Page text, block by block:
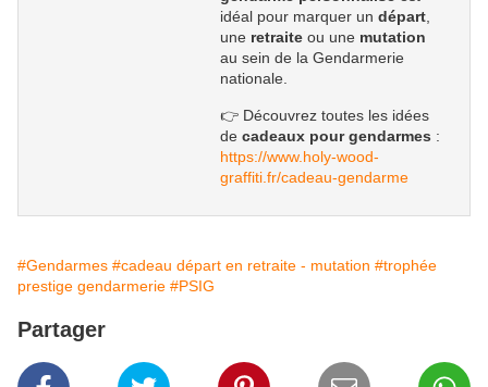
idéal pour marquer un départ
une retraite ou une mutation
au sein de la Gendarmerie
nationale.
👉 Découvrez toutes les idées
de cadeaux pour gendarmes :
https://www.holy-wood-
graffiti.fr/cadeau-gendarme
#Gendarmes #cadeau départ en retraite - mutation #trophée
prestige gendarmerie #PSIG
Partager